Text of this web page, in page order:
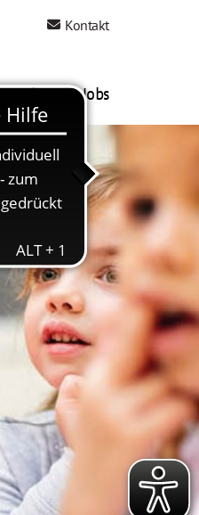
Kontakt
Mein AWO Jobs